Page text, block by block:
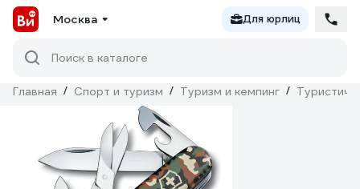
Москва Для юрлиц
Поиск в каталоге
Главная / Спорт и туризм / Туризм и кемпинг /